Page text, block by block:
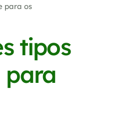
para os
tipos
para